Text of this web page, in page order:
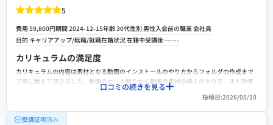
リモートでの案件や就労支援などもっと強めに打ちだしていただけるとただ受講するだ
けではなく、その先の実務に向けたロードマップ作りをしていただければよりスキル獲
得に向けたモチベーションアップにに繋がると思います。
検討者向けにおすすめポイント
スキル獲得はもちろんですが実務に向けた具体的なアドバイスやサポート体制は整って
いるので講師の方にどんどん提案出来るので安心して受講できると思います。
5
費用 59,800円期間 2024-12-15年齢 30代性別 男性入会前の職業 会社員
目的 キャリアアップ/転職/就職在籍状況 在籍中受講後 ------
カリキュラムの満足度
カリキュラムの内容は素材となる動画のインストールのやり方からフォルダの作成まで
丁寧に教えて頂きました。動画のカット割りから動画の素材の挿入のやり方、また効果
のかけ方など教材と講師のご指導でスムーズに行う事が出来ました。作成する動画によ
ってどんなシーンで用いられるか、そしてどんな業界で活用されているのかも合わせて
教えて頂き非常に充実した授業となりました。
口コミの続きを見る
投稿日:2026/05/10
受講証明済み